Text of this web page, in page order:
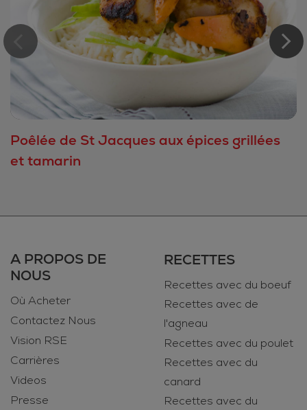
Poêlée de St Jacques aux épices grillées
et tamarin
A PROPOS DE
NOUS
Où Acheter
Contactez Nous
Vision RSE
Carrières
Videos
Presse
RECETTES
Recettes avec du boeuf
Recettes avec de
l'agneau
Recettes avec du poulet
Recettes avec du
canard
Recettes avec du